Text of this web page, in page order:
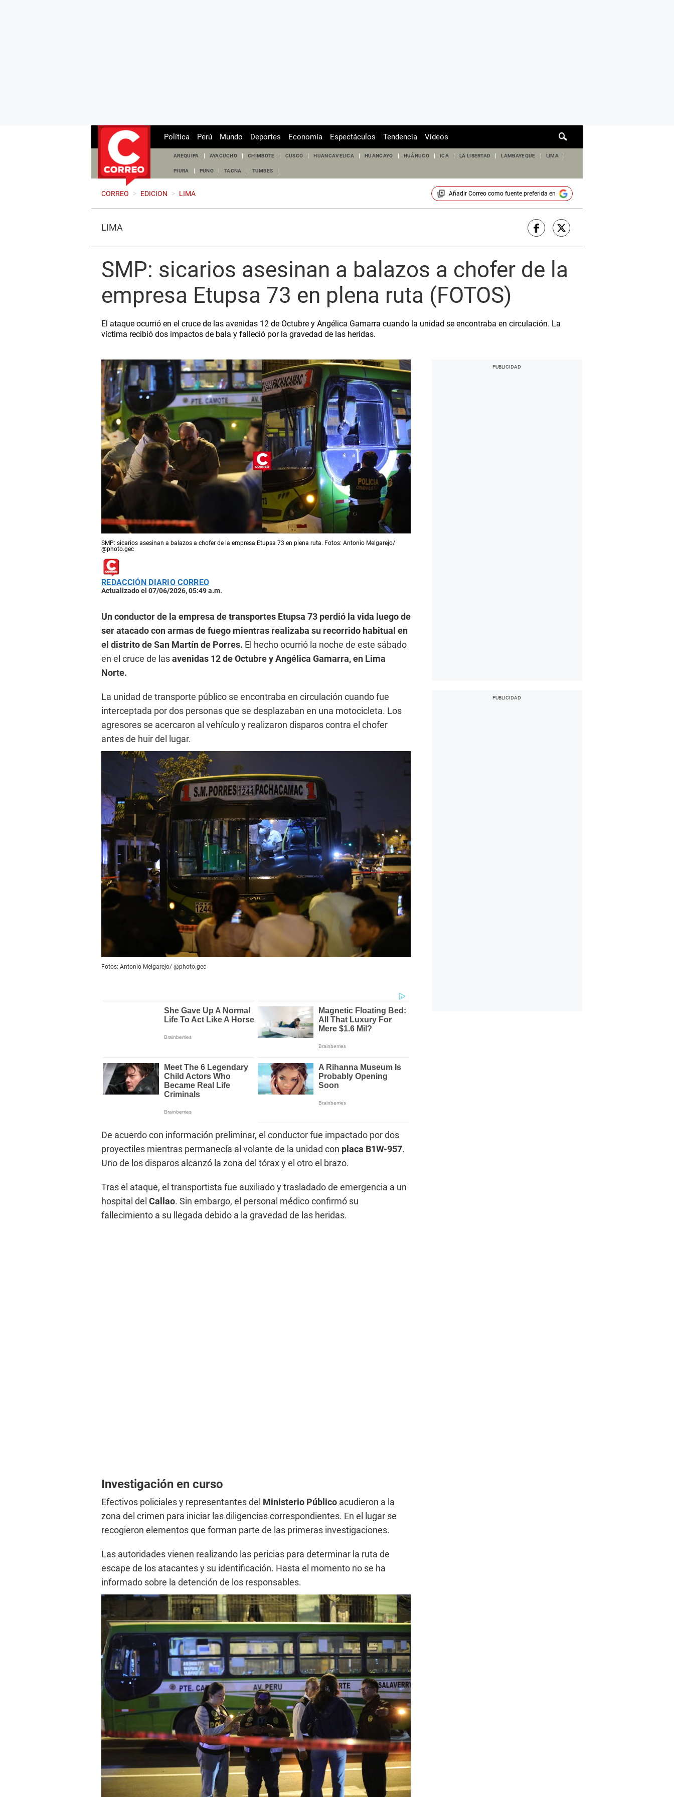
de
Política Perú Mundo Deportes Economía Espectáculos Tendencia Videos
AREQUIPA AYACUCHO CHIMBOTE CUSCO HUANCAVELICA HUANCAYO HUÁNUCO ICA LA LIBERTAD LAMBAYEQUE LIMA
PIURA PUNO TACNA TUMBES
CORREO > EDICION > LIMA Añadir Correocomo fuente preferida en
LIMA
SMP: sicarios asesinan a balazos a chofer de la
empresa Etupsa 73 en plena ruta (FOTOS)
El ataque ocurrió en el cruce de las avenidas 12 de Octubre y Angélica Gamarra cuando la unidad se encontraba en circulación. La
víctima recibió dos impactos de bala y falleció por la gravedad de las heridas.
SMP: sicarios asesinan a balazos a chofer de la empresa Etupsa 73 en plena ruta. Fotos: Antonio Melgarejo/
@photo.gec
REDACCIÓN DIARIO CORREO
Actualizado el 07/06/2026, 05:49 a.m.
Un conductor de la empresa de transportes Etupsa 73 perdió la vida luego de
ser atacado con armas de fuego mientras realizaba su recorrido habitual en
el distrito de San Martín de Porres. El hecho ocurrió la noche de este sábado
en el cruce de lasavenidas 12 de Octubre y Angélica Gamarra, en Lima
Norte.
La unidad de transporte público se encontraba en circulación cuando fue
interceptada por dos personas que se desplazaban en una motocicleta. Los
agresores se acercaron al vehículo y realizaron disparos contra el chofer
antes de huir del lugar.
Fotos: Antonio Melgarejo/ @photo.gec
De acuerdo con información preliminar, el conductor fue impactado por dos
proyectiles mientras permanecía al volante de la unidad con placa B1W-957.
Uno de los disparos alcanzó la zona del tórax y el otro el brazo.
Tras el ataque, el transportista fue auxiliado y trasladado de emergencia a un
hospital del Callao. Sin embargo, el personal médico confirmó su
fallecimiento a su llegada debido a la gravedad de las heridas.
Investigación en curso
Efectivos policiales y representantes del Ministerio Público acudieron a la
zona del crimen para iniciar las diligencias correspondientes. En el lugar se
recogieron elementos que forman parte de las primeras investigaciones.
Las autoridades vienen realizando las pericias para determinar la ruta de
escape de los atacantes y su identificación. Hasta el momento no se ha
informado sobre la detención de los responsables.